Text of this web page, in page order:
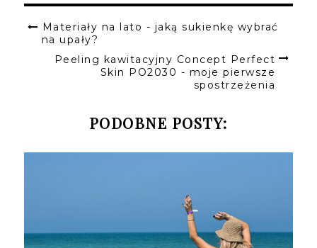
Materiały na lato - jaką sukienkę wybrać
na upały?
Peeling kawitacyjny Concept Perfect
Skin PO2030 - moje pierwsze
spostrzeżenia
PODOBNE POSTY: